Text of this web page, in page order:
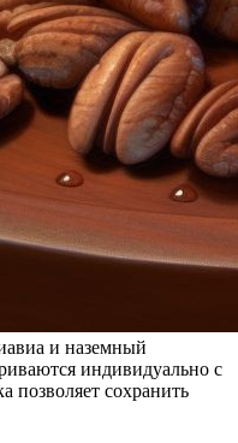
авиа и наземный
индивидуально с
позволяет сохранить